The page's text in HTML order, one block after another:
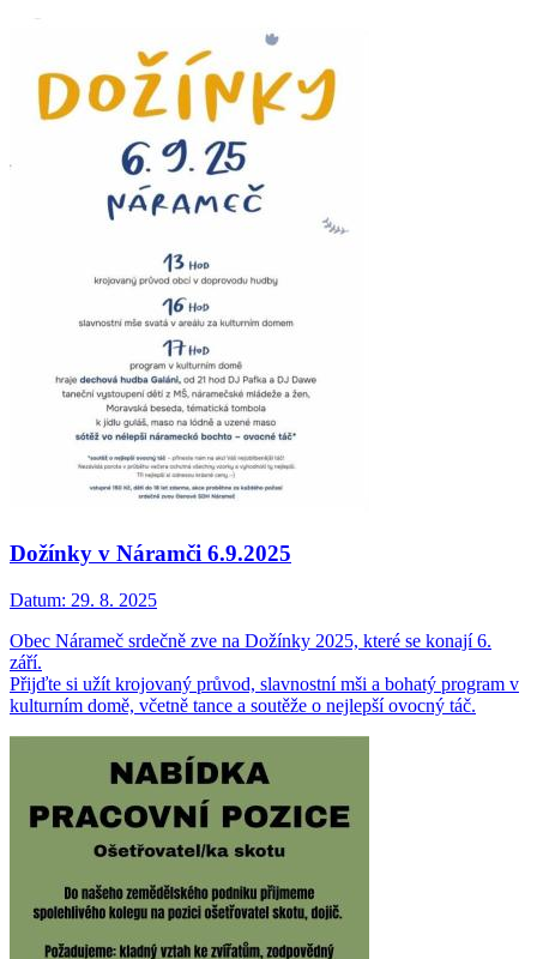
Dožínky v Náramči 6.9.2025
Datum: 29. 8. 2025
Obec Nárameč srdečně zve na Dožínky 2025, které se konají 6.
září.
Přijďte si užít krojovaný průvod, slavnostní mši a bohatý program v
kulturním domě, včetně tance a soutěže o nejlepší ovocný táč.